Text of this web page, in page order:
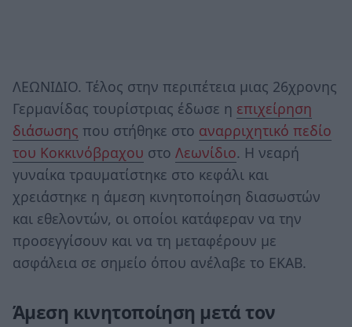
ΛΕΩΝΙΔΙΟ. Τέλος στην περιπέτεια μιας 26χρονης
Γερμανίδας τουρίστριας έδωσε η επιχείρηση
διάσωσης που στήθηκε στο αναρριχητικό πεδίο
του Κοκκινόβραχου στο Λεωνίδιο. Η νεαρή
γυναίκα τραυματίστηκε στο κεφάλι και
χρειάστηκε η άμεση κινητοποίηση διασωστών
και εθελοντών, οι οποίοι κατάφεραν να την
προσεγγίσουν και να τη μεταφέρουν με
ασφάλεια σε σημείο όπου ανέλαβε το ΕΚΑΒ.
Άμεση κινητοποίηση μετά τον